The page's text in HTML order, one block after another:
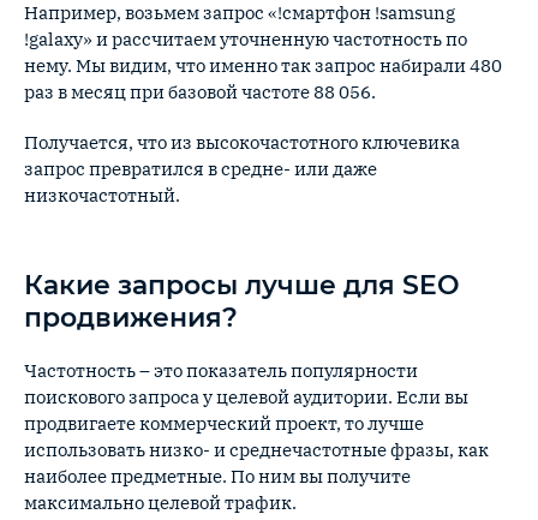
Например, возьмем запрос «!смартфон !samsung
!galaxy» и рассчитаем уточненную частотность по
нему. Мы видим, что именно так запрос набирали 480
раз в месяц при базовой частоте 88 056.
Получается, что из высокочастотного ключевика
запрос превратился в средне- или даже
низкочастотный.
Какие запросы лучше для SEO
продвижения?
Частотность – это показатель популярности
поискового запроса у целевой аудитории. Если вы
продвигаете коммерческий проект, то лучше
использовать низко- и среднечастотные фразы, как
наиболее предметные. По ним вы получите
максимально целевой трафик.